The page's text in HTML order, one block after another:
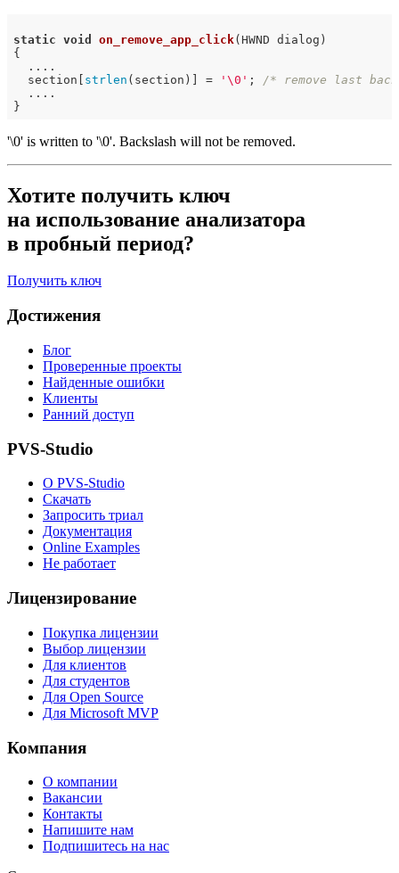
static void on_remove_app_click(HWND dialog)
{
  ....
  section[
strlen (section)] = '\0' ; /* remove last
  ....
'\0' is written to '\0'. Backslash will not be removed.
Хотите получить ключ
на использование анализатора
в пробный период?
Получить ключ
Достижения
Блог
Проверенные проекты
Найденные ошибки
Клиенты
Ранний доступ
PVS-Studio
О PVS-Studio
Скачать
Запросить триал
Документация
Online Examples
Не работает
Лицензирование
Покупка лицензии
Выбор лицензии
Для клиентов
Для студентов
Для Open Source
Для Microsoft MVP
Компания
О компании
Вакансии
Контакты
Напишите нам
Подпишитесь на нас